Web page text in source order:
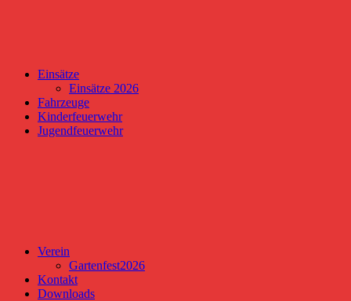
Einsätze
Einsätze 2026
Fahrzeuge
Kinderfeuerwehr
Jugendfeuerwehr
Verein
Gartenfest2026
Kontakt
Downloads